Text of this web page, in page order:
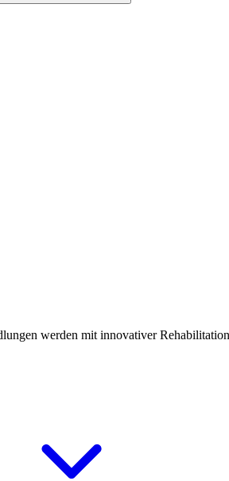
werden mit innovativer